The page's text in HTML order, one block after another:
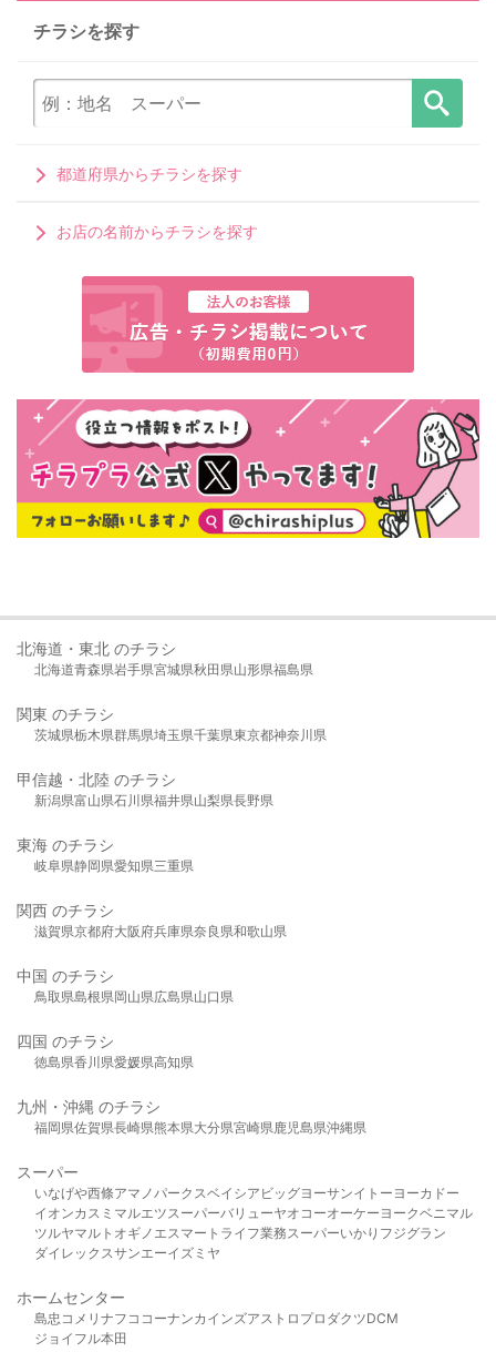
チラシを探す
都道府県からチラシを探す
お店の名前からチラシを探す
北海道・東北 のチラシ
北海道青森県岩手県宮城県秋田県山形県福島県
関東 のチラシ
茨城県栃木県群馬県埼玉県千葉県東京都神奈川県
甲信越・北陸 のチラシ
新潟県富山県石川県福井県山梨県長野県
東海 のチラシ
岐阜県静岡県愛知県三重県
関西 のチラシ
滋賀県京都府大阪府兵庫県奈良県和歌山県
中国 のチラシ
鳥取県島根県岡山県広島県山口県
四国 のチラシ
徳島県香川県愛媛県高知県
九州・沖縄 のチラシ
福岡県佐賀県長崎県熊本県大分県宮崎県鹿児島県沖縄県
スーパー
いなげや西條アマノパークスベイシア ビッグヨーサンイトーヨーカドー
イオンカスミ マルエツスーパーバリューヤオコーオーケー ヨークベニマル
ツルヤマルト オギノ エスマート ライフ業務スーパーいかり フジグラン
ダイレックスサンエーイズミヤ
ホームセンター
島忠 コメリ ナフコ コーナンカインズアストロプロダクツDCM
ジョイフル本田